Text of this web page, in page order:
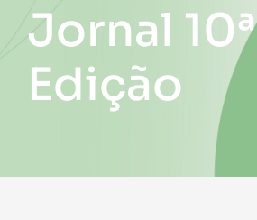
Jornal 10ª
Edição